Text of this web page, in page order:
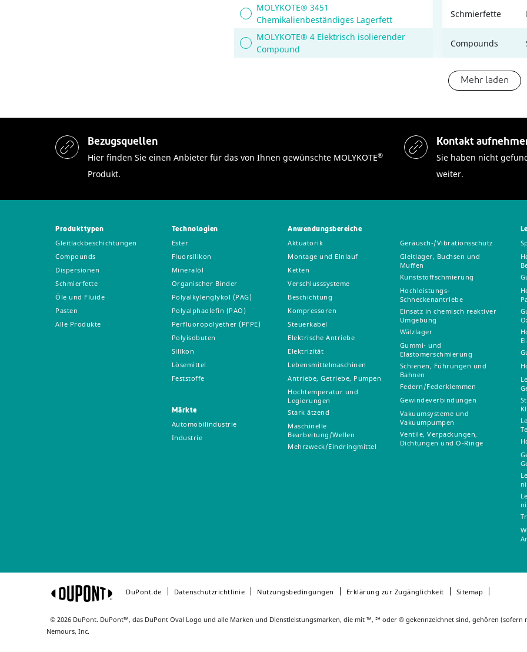
MOLYKOTE® 3451
Chemikalienbeständiges Lagerfett
MOLYKOTE® 4 Elektrisch isolierender
Compound
Schmierfette
Compounds
Mehr laden
Bezugsquellen
Hier finden Sie einen Anbieter für das von Ihnen gewünschte MOLYKOTE®
Produkt.
Kontakt
Sie haben nicht
weiter.
Produkttypen
Gleitlackbeschichtungen
Compounds
Dispersionen
Schmierfette
Öle und Fluide
Pasten
Alle Produkte
Technologien
Ester
Fluorsilikon
Mineralöl
Organischer Binder
Polyalkylenglykol (PAG)
Polyalphaolefin (PAO)
Perfluoropolyether (PFPE)
Polyisobuten
Silikon
Lösemittel
Feststoffe
Märkte
Automobilindustrie
Industrie
Anwendungsbereiche
Aktuatorik
Montage und Einlauf
Ketten
Verschlusssysteme
Beschichtung
Kompressoren
Steuerkabel
Elektrische Antriebe
Elektrizität
Lebensmittelmaschinen
Antriebe, Getriebe, Pumpen
Hochtemperatur und
Legierungen
Stark ätzend
Maschinelle
Bearbeitung/Wellen
Mehrzweck/Eindringmittel
Geräusch-/Vibrationsschutz
Gleitlager, Buchsen und
Muffen
Kunststoffschmierung
Hochleistungs-
Schneckenantriebe
Einsatz in chemisch reaktiver
Umgebung
Wälzlager
Gummi- und
Elastomerschmierung
Schienen, Führungen und
Bahnen
Federn/Federklemmen
Gewindeverbindungen
Vakuumsysteme und
Vakuumpumpen
Ventile, Verpackungen,
Dichtungen und O-Ringe
DuPont.de Datenschutzrichtlinie Nutzungsbedingungen Erklärung zur Zugänglichkeit Sitemap
© 2026 DuPont. DuPont™, das DuPont Oval Logo und alle Marken und Dienstleistungsmarken, die mit ™, ℠ oder ® gekennzeichnet sind, gehören
Nemours, Inc.